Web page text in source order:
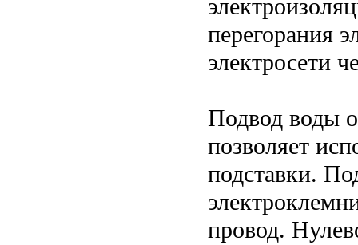
перегорания
электросети
Подвод воды
позволяет
подставки.
провод.